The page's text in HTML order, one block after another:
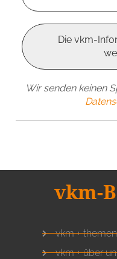
Wir senden keinen
vkm-
vkm + themen
vkm + über